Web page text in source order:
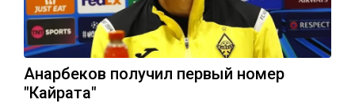
Анарбеков получил первый номер
"Кайрата"